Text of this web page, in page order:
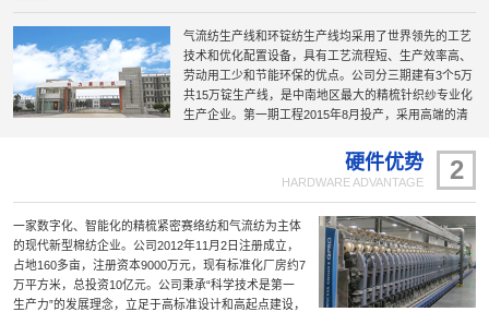
气流纺生产线和环锭纺生产线均采用了世界领先的工艺
技术和优化配置设备，具有工艺流程短、生产效率高、
劳动用工少和节能环保的优点。公司分三期建有3个5万
共15万锭生产线，是中南地区最大的精梳针织纱专业化
生产企业。第一期工程2015年8月投产，采用高端的清
新工艺技术和设备，具有机电一体化和自动化高的特
点；第二期工程智能化纺纱生产线2020年6月投产，被
国家工信部列为“智能制造示范工厂”；第三期工程智慧
产；建成的公司研发大楼暨与东华大学合作的技术研发
中心于2023年10月正式投入使用；正在规划建设中的第
四期工程项目5万锭国际一流的“智慧纺纱”生产线正在加
紧推进。
2
硬件优势
HARDWARE ADVANTAGE
一家数字化、智能化的精梳紧密赛络纺和气流纺为主体
的现代新型棉纺企业。公司2012年11月2日注册成立，
占地160多亩，注册资本9000万元，现有标准化厂房约7
万平方米，总投资10亿元。公司秉承“科学技术是第一
生产力”的发展理念，立足于高标准设计和高起点建设，